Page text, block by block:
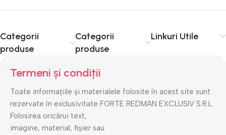
Categorii
produse
Categorii
produse
Linkuri Utile
Termeni și condiții
Toate informațiile și materialele folosite în acest site sunt
rezervate în exclusivitate FORTE REDMAN EXCLUSIV S.R.L.
Folosirea oricărui text,
imagine, material, fișier sau